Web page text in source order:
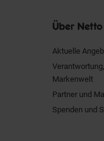
Über Netto
Aktuelle
Markenwelt
Partner und
Spenden und